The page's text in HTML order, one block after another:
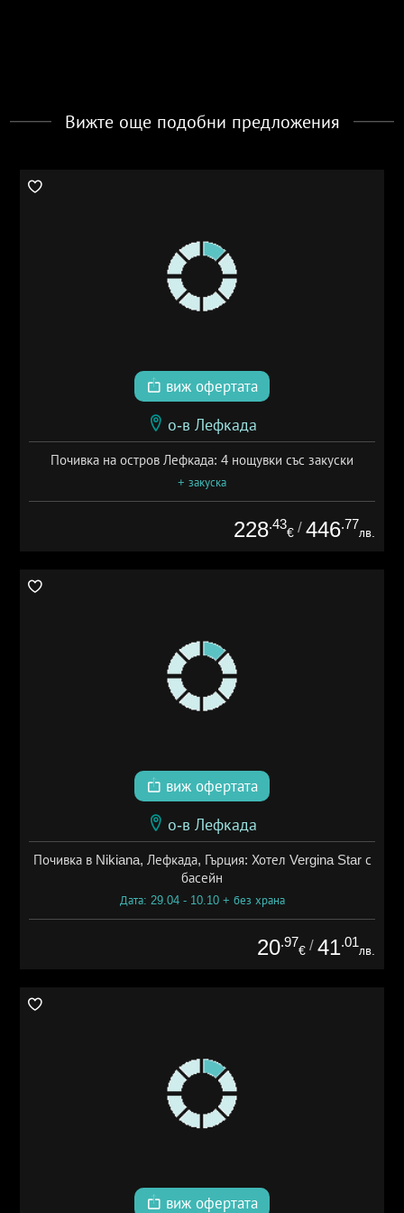
Вижте още подобни предложения
виж офертата
о-в Лефкада
Почивка на остров Лефкада: 4 нощувки със закуски
+ закуска
228.43
€ / 446.77
лв.
виж офертата
о-в Лефкада
Почивка в Nikiana, Лефкада, Гърция: Хотел Vergina Star с
басейн
Дата: 29.04 - 10.10 + без храна
20.97
€ / 41.01
лв.
виж офертата